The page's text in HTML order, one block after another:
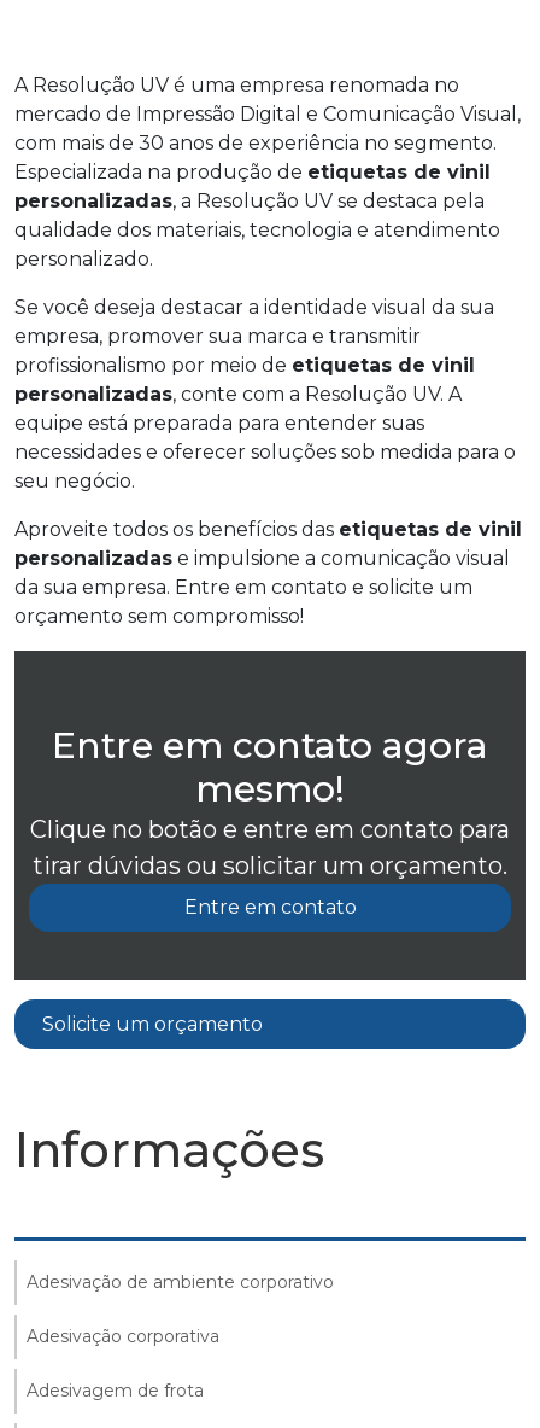
A Resolução UV é uma empresa renomada no
mercado de Impressão Digital e Comunicação Visual,
com mais de 30 anos de experiência no segmento.
Especializada na produção de etiquetas de vinil
personalizadas, a Resolução UV se destaca pela
qualidade dos materiais, tecnologia e atendimento
personalizado.
Se você deseja destacar a identidade visual da sua
empresa, promover sua marca e transmitir
profissionalismo por meio de etiquetas de vinil
personalizadas, conte com a Resolução UV. A
equipe está preparada para entender suas
necessidades e oferecer soluções sob medida para o
seu negócio.
Aproveite todos os benefícios das etiquetas de vinil
personalizadas e impulsione a comunicação visual
da sua empresa. Entre em contato e solicite um
orçamento sem compromisso!
Entre em contato agora
mesmo!
Clique no botão e entre em contato para
tirar dúvidas ou solicitar um orçamento.
Entre em contato
Solicite um orçamento
Informações
Adesivação de ambiente corporativo
Adesivação corporativa
Adesivagem de frota